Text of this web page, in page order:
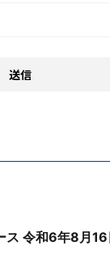
令和6年8月16